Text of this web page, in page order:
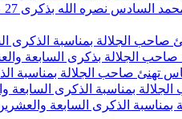
الله بذكرى 27 عيد العرش المجيد
الجلالة بمناسبة الذكرى
صاحب الجلالة بذكرى السابعة
تهنئ صاحب الجلالة بمناسبة
بمناسبة الذكرى السابعة
الذكرى السابعة